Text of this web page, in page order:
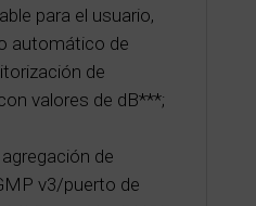
para el usuario,
automático de
de
valores de dB***;
de
v3/puerto de